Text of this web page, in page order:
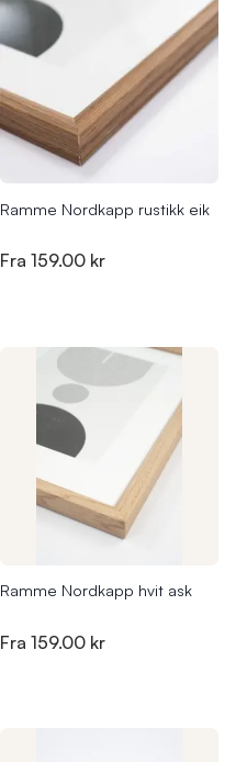
Ramme Nordkapp rustikk eik
Fra 159.00 kr
Ramme Nordkapp hvit ask
Fra 159.00 kr